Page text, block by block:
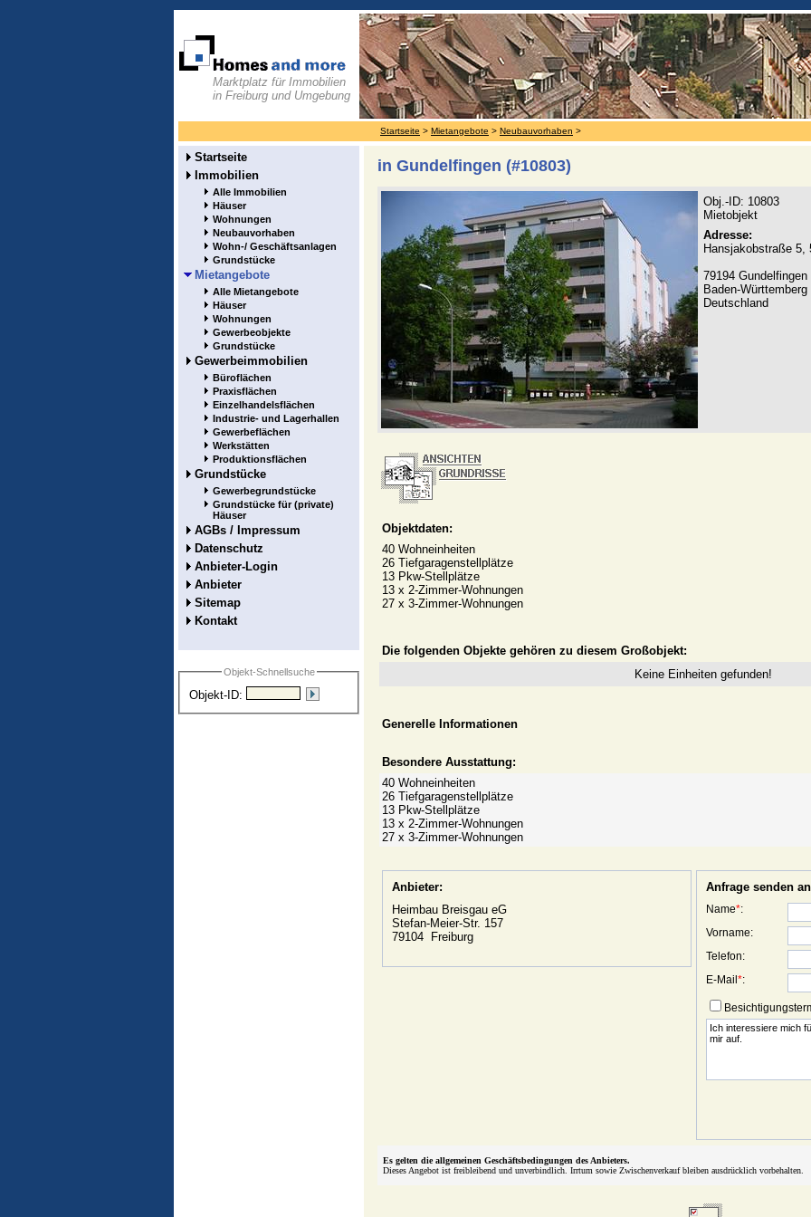
Marktplatz für Immobilien
in Freiburg und Umgebung
Startseite > Mietangebote > Neubauvorhaben >
Startseite
Immobilien
Alle Immobilien
Häuser
Wohnungen
Neubauvorhaben
Wohn-/ Geschäftsanlagen
Grundstücke
Mietangebote
Alle Mietangebote
Häuser
Wohnungen
Gewerbeobjekte
Grundstücke
Gewerbeimmobilien
Büroflächen
Praxisflächen
Einzelhandelsflächen
Industrie- und Lagerhallen
Gewerbeflächen
Werkstätten
Produktionsflächen
Grundstücke
Gewerbegrundstücke
Grundstücke für (private)
Häuser
AGBs / Impressum
Datenschutz
Anbieter-Login
Anbieter
Sitemap
Kontakt
Objekt-Schnellsuche
Objekt-ID:
in Gundelfingen (#10803)
Obj.-ID: 10803
Mietobjekt
Adresse:
Hansjakobstraße 5,
79194 Gundelfingen
Baden-Württemberg
Deutschland
Objektdaten:
40 Wohneinheiten
26 Tiefgaragenstellplätze
13 Pkw-Stellplätze
13 x 2-Zimmer-Wohnungen
27 x 3-Zimmer-Wohnungen
Die folgenden Objekte gehören zu diesem Großobjekt:
Keine Einheiten gefunden!
Generelle Informationen
Besondere Ausstattung:
40 Wohneinheiten
26 Tiefgaragenstellplätze
13 Pkw-Stellplätze
13 x 2-Zimmer-Wohnungen
27 x 3-Zimmer-Wohnungen
Anbieter:
Heimbau Breisgau eG
Stefan-Meier-Str. 157
79104 Freiburg
Anfrage senden
Name*:
Vorname:
Telefon:
E-Mail *:
Es gelten die allgemeinen Geschäftsbedingungen des Anbieters.
Dieses Angebot ist freibleibend und unverbindlich. Irrtum sowie Zwischenverkauf bleiben ausdrücklich vorbehalten.